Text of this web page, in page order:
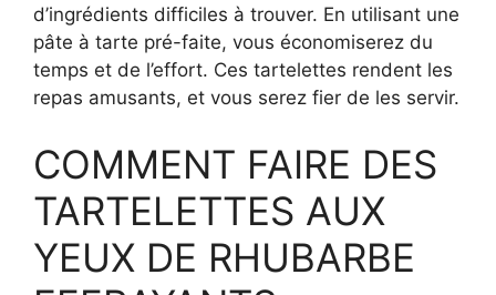
d’ingrédients difficiles à trouver. En utilisant une
pâte à tarte pré-faite, vous économiserez du
temps et de l’effort. Ces tartelettes rendent les
repas amusants, et vous serez fier de les servir.
COMMENT FAIRE DES
TARTELETTES AUX
YEUX DE RHUBARBE